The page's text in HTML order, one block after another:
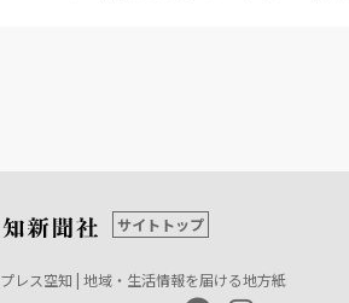
サイトトップ
レス空知 | 地域・生活情報を届ける地方紙